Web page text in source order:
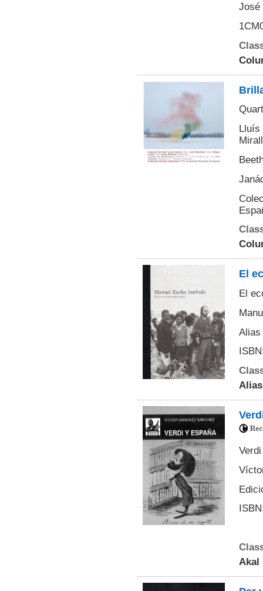
José
Lluís
El
El
Alias
Alias
Akal